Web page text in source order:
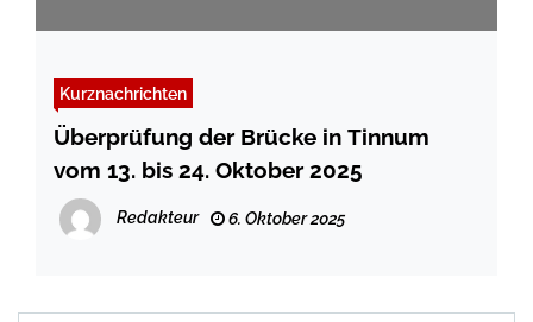
Kurznachrichten
Überprüfung der Brücke in Tinnum
vom 13. bis 24. Oktober 2025
Redakteur 6. Oktober 2025